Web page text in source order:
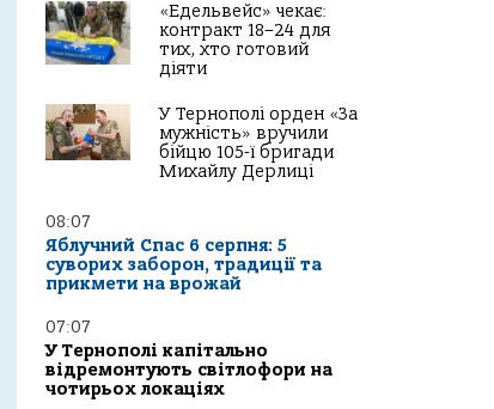
«Едельвейс» чекає:
контракт 18–24 для
тих, хто готовий
діяти
У Тернополі орден «За
мужність» вручили
бійцю 105-ї бригади
Михайлу Дерлиці
08:07
Яблучний Спас 6 серпня: 5
суворих заборон, традиції та
прикмети на врожай
07:07
У Тернополі капітально
відремонтують світлофори на
чотирьох локаціях